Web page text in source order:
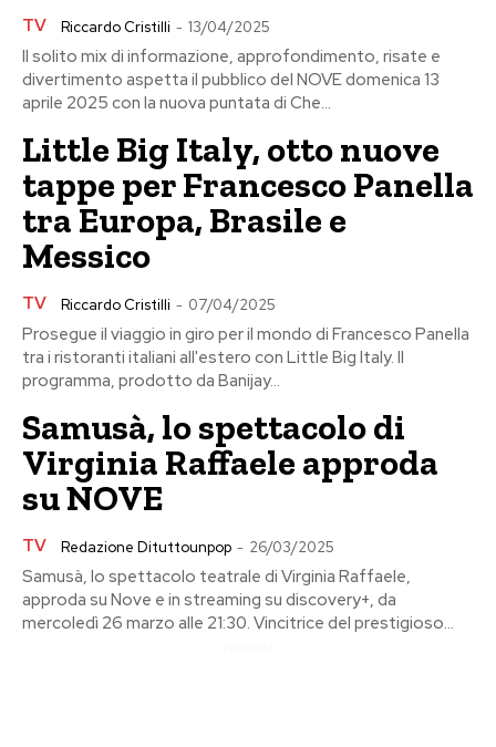
TV Riccardo Cristilli - 13/04/2025
Il solito mix di informazione, approfondimento, risate e
divertimento aspetta il pubblico del NOVE domenica 13
aprile 2025 con la nuova puntata di Che...
Little Big Italy, otto nuove
tappe per Francesco Panella
tra Europa, Brasile e
Messico
TV Riccardo Cristilli - 07/04/2025
Prosegue il viaggio in giro per il mondo di Francesco Panella
tra i ristoranti italiani all'estero con Little Big Italy. Il
programma, prodotto da Banijay...
Samusà, lo spettacolo di
Virginia Raffaele approda
su NOVE
TV Redazione Dituttounpop - 26/03/2025
Samusà, lo spettacolo teatrale di Virginia Raffaele,
approda su Nove e in streaming su discovery+, da
mercoledì 26 marzo alle 21:30. Vincitrice del prestigioso...